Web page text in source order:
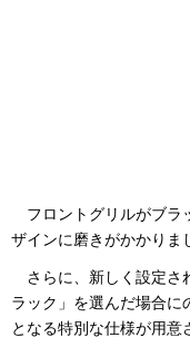
フロントグリルがブラ
ザインに磨きがかかりま
さらに、新しく設定さ
ラック」を選んだ場合に
となる特別な仕様が用意